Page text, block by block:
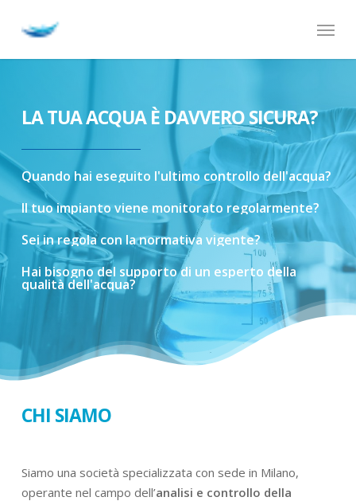
Menu
LA TUA ACQUA È DAVVERO SICURA?
Quando hai eseguito l'ultimo controllo dell'acqua?
Il tuoimpianto viene monitorato regolarmente?
Seiinregola con lanormativa vigente?
Hai bisognodel supportodi un esperto della
qualitàdell'acqua?
CHI SIAMO
Siamo una società specializzata con sede in Milano,
operante nel campo dell’analisi e controllo della